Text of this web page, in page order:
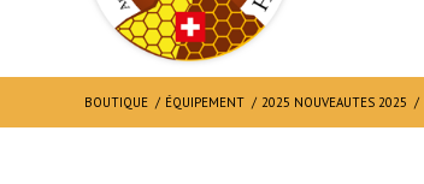
BOUTIQUE / ÉQUIPEMENT / 2025 NOUVEAUTES 2025 /